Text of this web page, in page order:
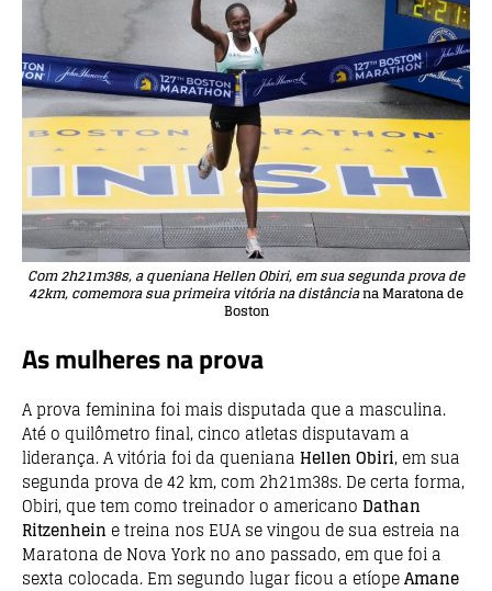
Com 2h21m38s, a queniana Hellen Obiri, em sua segunda prova de
42km, comemora sua primeira vitória na distânciana Maratona de
Boston
As mulheres na prova
A prova feminina foi mais disputada que a masculina.
Até o quilômetro final, cinco atletas disputavam a
liderança. A vitória foi da queniana Hellen Obiri, em sua
segunda prova de 42 km, com 2h21m38s. De certa forma,
Obiri, que tem como treinador o americano Dathan
Ritzenhein e treina nos EUA se vingou de sua estreia na
Maratona de Nova York no ano passado, em que foi a
sexta colocada. Em segundo lugar ficou a etíopeAmane